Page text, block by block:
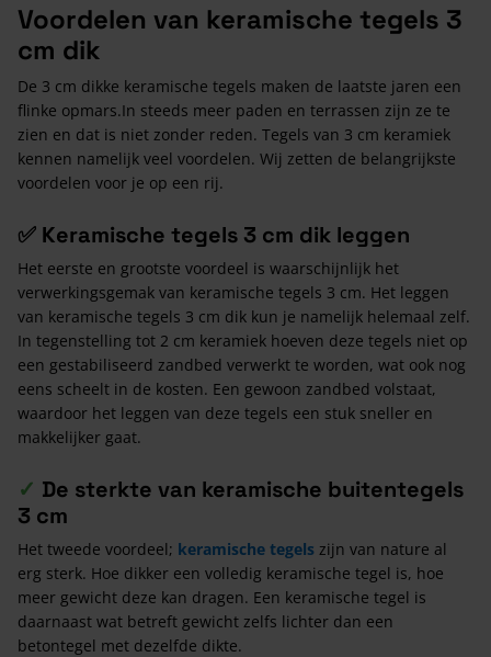
Voordelen van keramische tegels 3
cm dik
De 3 cm dikke keramische tegels maken de laatste jaren een
flinke opmars.In steeds meer paden en terrassen zijn ze te
zien en dat is niet zonder reden. Tegels van 3 cm keramiek
kennen namelijk veel voordelen. Wij zetten de belangrijkste
voordelen voor je op een rij.
✅ Keramische tegels 3 cm dik leggen
Het eerste en grootste voordeel is waarschijnlijk het
verwerkingsgemak van keramische tegels 3 cm. Het leggen
van keramische tegels 3 cm dik kun je namelijk helemaal zelf.
In tegenstelling tot 2 cm keramiek hoeven deze tegels niet op
een gestabiliseerd zandbed verwerkt te worden, wat ook nog
eens scheelt in de kosten. Een gewoon zandbed volstaat,
waardoor het leggen van deze tegels een stuk sneller en
makkelijker gaat.
✓ De sterkte van keramische buitentegels
3 cm
Het tweede voordeel; keramische tegels zijn van nature al
erg sterk. Hoe dikker een volledig keramische tegel is, hoe
meer gewicht deze kan dragen. Een keramische tegel is
daarnaast wat betreft gewicht zelfs lichter dan een
betontegel met dezelfde dikte.